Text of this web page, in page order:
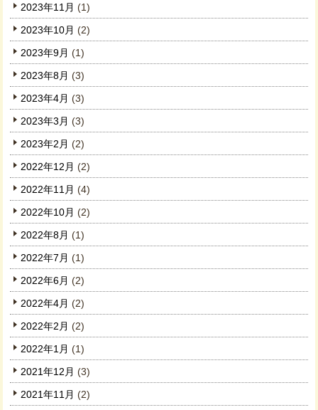
2023年11月 (1)
2023年10月 (2)
2023年9月 (1)
2023年8月 (3)
2023年4月 (3)
2023年3月 (3)
2023年2月 (2)
2022年12月 (2)
2022年11月 (4)
2022年10月 (2)
2022年8月 (1)
2022年7月 (1)
2022年6月 (2)
2022年4月 (2)
2022年2月 (2)
2022年1月 (1)
2021年12月 (3)
2021年11月 (2)